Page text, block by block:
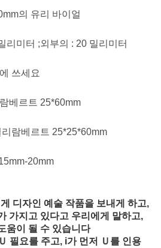
의 유리 바이얼
리미터 ;외부의 : 20 밀리미터
쓰세요
베르트 25*60mm
람베르트 25*25*60mm
20mm
디자인 예술 작품을 보내게 하고,
가지고 있다고 우리에게 말하고,
움이 될 수 있습니다
필요를 주고, i가 먼저 Ｕ를 인용